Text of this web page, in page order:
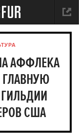
АФФЛЕКА
США